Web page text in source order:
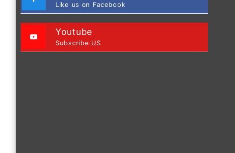
Like us on Facebook
Youtube
Subscribe US